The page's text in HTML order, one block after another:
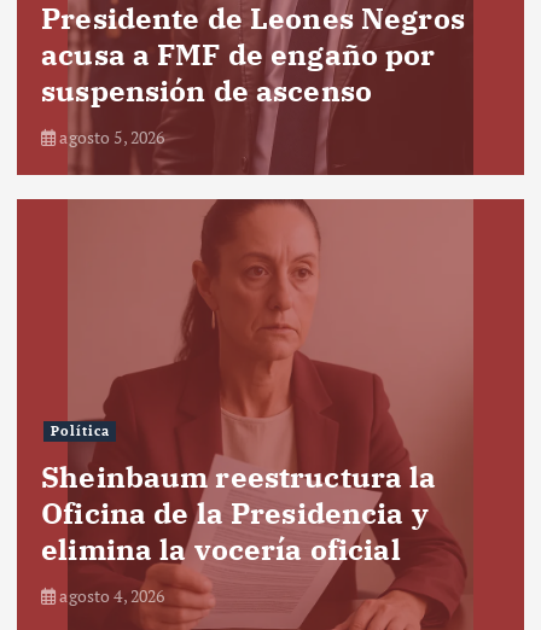
Presidente de Leones Negros
acusa a FMF de engaño por
suspensión de ascenso
agosto 5, 2026
Política
Sheinbaum reestructura la
Oficina de la Presidencia y
elimina la vocería oficial
agosto 4, 2026